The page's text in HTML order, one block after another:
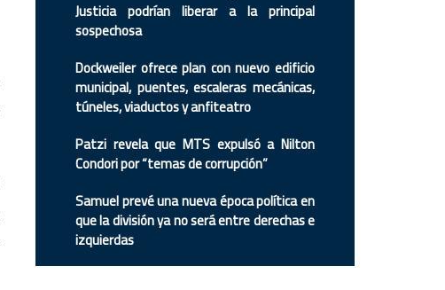
Justicia podrían liberar a la principal
sospechosa
Dockweiler ofrece plan con nuevo edificio
municipal, puentes, escaleras mecánicas,
túneles, viaductos y anfiteatro
Patzi revela que MTS expulsó a Nilton
Condori por “temas de corrupción”
Samuel prevé una nueva época política en
que la división ya no será entre derechas e
izquierdas